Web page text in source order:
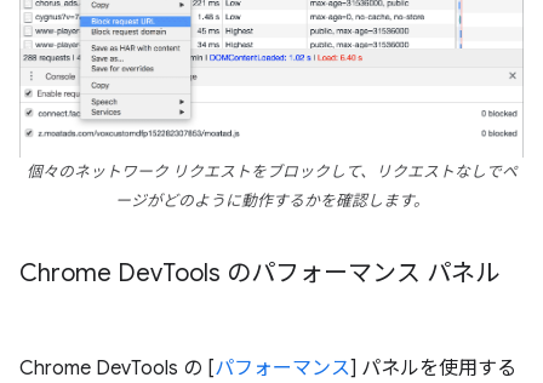
個々のネットワーク リクエストをブロックして、リクエストなしでペ
ージがどのように動作するかを確認します。
Chrome DevTools のパフォーマンス パネル
Chrome DevTools の [パフォーマンス] パネルを使用する